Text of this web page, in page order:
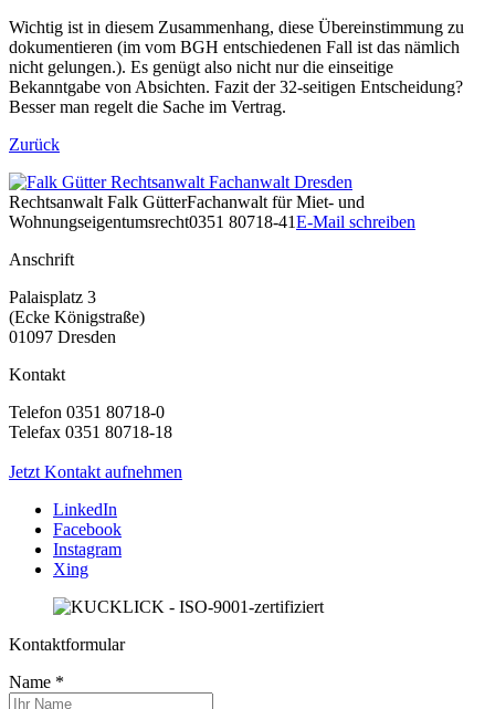
Wichtig ist in diesem Zusammenhang, diese Übereinstimmung zu
dokumentieren (im vom BGH entschiedenen Fall ist das nämlich
nicht gelungen.). Es genügt also nicht nur die einseitige
Bekanntgabe von Absichten. Fazit der 32-seitigen Entscheidung?
Besser man regelt die Sache im Vertrag.
Zurück
Rechtsanwalt Falk GütterFachanwalt für Miet- und
Wohnungseigentumsrecht0351 80718-41E-Mail schreiben
Anschrift
Palaisplatz 3
(Ecke Königstraße)
01097 Dresden
Kontakt
Telefon 0351 80718-0
Telefax 0351 80718-18
Jetzt Kontakt aufnehmen
LinkedIn
Facebook
Instagram
Xing
Kontaktformular
Name *